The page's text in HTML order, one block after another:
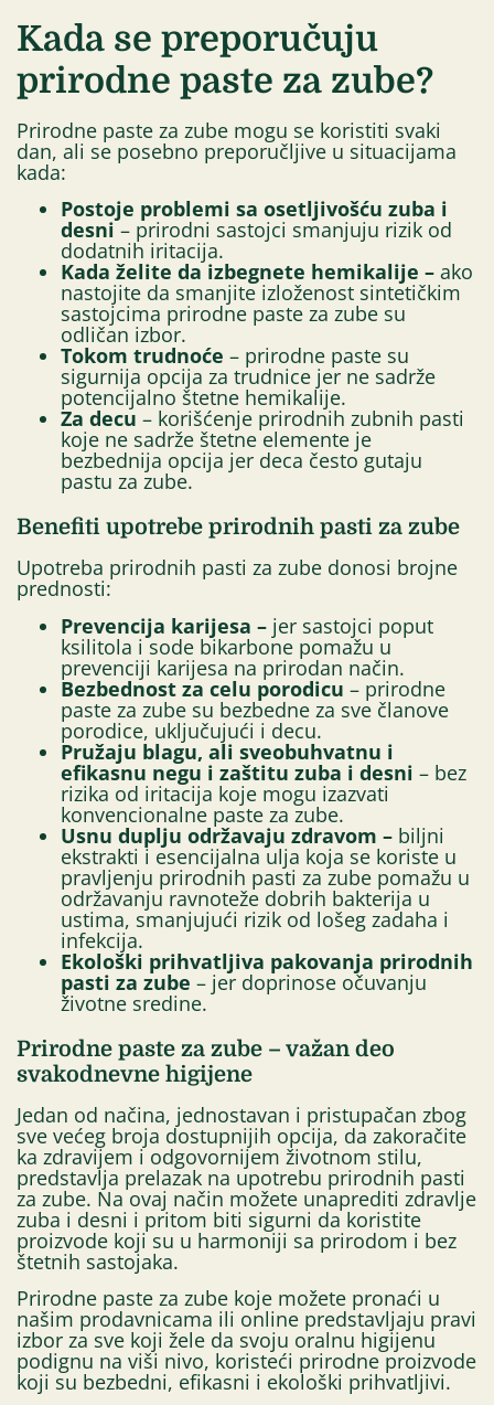
Kada se preporučuju
prirodne paste za zube?
Prirodne paste za zube mogu se koristiti svaki
dan, ali se posebno preporučljive u situacijama
kada:
Postoje problemi sa osetljivošću zuba i
desni– prirodni sastojci smanjuju rizik od
dodatnih iritacija.
Kada želite da izbegnete hemikalije – ako
nastojite da smanjite izloženost sintetičkim
sastojcima prirodne paste za zube su
odličan izbor.
Tokom trudnoće – prirodne paste su
sigurnija opcija za trudnice jer ne sadrže
potencijalno štetne hemikalije.
Za decu – korišćenje prirodnih zubnih pasti
koje ne sadrže štetne elemente je
bezbednija opcija jer deca često gutaju
pastu za zube.
Benefiti upotrebe prirodnih pasti za zube
Upotreba prirodnih pasti za zube donosi brojne
prednosti:
Prevencija karijesa – jer sastojci poput
ksilitola i sode bikarbone pomažu u
prevenciji karijesa na prirodan način.
Bezbednost za celu porodicu – prirodne
paste za zube su bezbedne za sve članove
porodice, uključujući i decu.
Pružaju blagu, ali sveobuhvatnu i
efikasnu negu i zaštitu zuba i desni – bez
rizika od iritacija koje mogu izazvati
konvencionalne paste za zube.
Usnu duplju održavaju zdravom – biljni
ekstrakti i esencijalna ulja koja se koriste u
pravljenju prirodnih pasti za zube pomažu u
održavanju ravnoteže dobrih bakterija u
ustima, smanjujući rizik od lošeg zadaha i
infekcija.
Ekološki prihvatljiva pakovanja prirodnih
pasti za zube – jer doprinose očuvanju
životne sredine.
Prirodne paste za zube – važan deo
svakodnevne higijene
Jedan od načina, jednostavan i pristupačan zbog
sve većeg broja dostupnijih opcija, da zakoračite
ka zdravijem i odgovornijem životnom stilu,
predstavlja prelazak na upotrebu prirodnih pasti
za zube. Na ovaj način možete unaprediti zdravlje
zuba i desni i pritom biti sigurni da koristite
proizvode koji su u harmoniji sa prirodom i bez
štetnih sastojaka.
Prirodne paste za zube koje možete pronaći u
našim prodavnicama ili online predstavljaju pravi
izbor za sve koji žele da svoju oralnu higijenu
podignu na viši nivo, koristeći prirodne proizvode
koji su bezbedni, efikasni i ekološki prihvatljivi.